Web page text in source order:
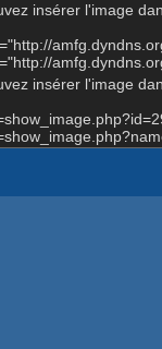
insérer l'image
insérer l'image